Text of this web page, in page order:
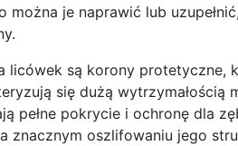
można je naprawić lub
licówek są korony protetyczne,
się dużą
pełne pokrycie i ochronę dla
znacznym oszlifowaniu jego